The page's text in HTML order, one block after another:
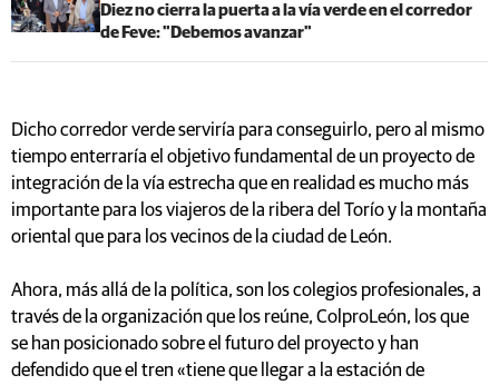
Diez no cierra la puerta a la vía verde en el corredor
de Feve: "Debemos avanzar"
Dicho corredor verde serviría para conseguirlo, pero al mismo
tiempo enterraría el objetivo fundamental de un proyecto de
integración de la vía estrecha que en realidad es mucho más
importante para los viajeros de la ribera del Torío y la montaña
oriental que para los vecinos de la ciudad de León.
Ahora, más allá de la política, son los colegios profesionales, a
través de la organización que los reúne, ColproLeón, los que
se han posicionado sobre el futuro del proyecto y han
defendido que el tren «tiene que llegar a la estación de